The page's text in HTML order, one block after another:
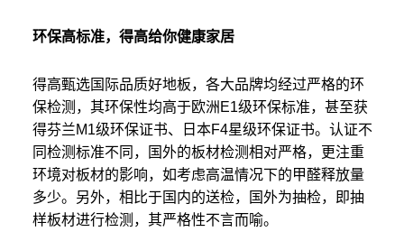
环保高标准，得高给你健康家居
得高甄选国际品质好地板，各大品牌均经过严格的环
保检测，其环保性均高于欧洲E1级环保标准，甚至获
得芬兰M1级环保证书、日本F4星级环保证书。认证不
同检测标准不同，国外的板材检测相对严格，更注重
环境对板材的影响，如考虑高温情况下的甲醛释放量
多少。另外，相比于国内的送检，国外为抽检，即抽
样板材进行检测，其严格性不言而喻。